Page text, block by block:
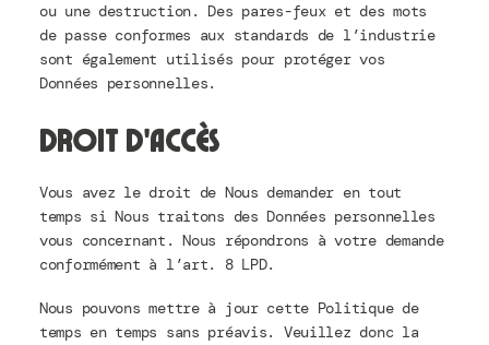
ou une destruction. Des pares-feux et des mots
de passe conformes aux standards de l’industrie
sont également utilisés pour protéger vos
Données personnelles.
Droit d’accès
Vous avez le droit de Nous demander en tout
temps si Nous traitons des Données personnelles
vous concernant. Nous répondrons à votre demande
conformément à l’art. 8 LPD.
Nous pouvons mettre à jour cette Politique de
temps en temps sans préavis. Veuillez donc la